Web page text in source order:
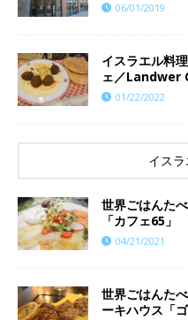
06/01/2019
イスラエル料
ェ／Landwer
01/22/2022
イスラ
世界ごはんた
「カフェ65」
04/21/2021
世界ごはんた
ーキハウス「